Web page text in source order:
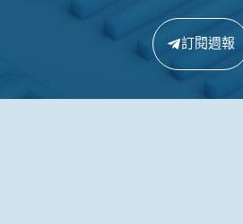
訂閱週報